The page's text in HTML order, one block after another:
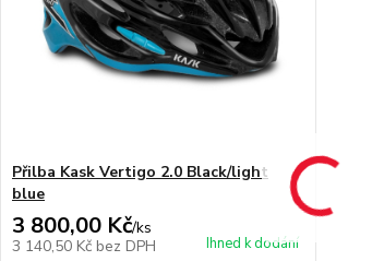
Přilba Kask Vertigo 2.0 Black/light
blue
3 800,00 Kč/ks
3 140,50 Kč bez DPH Ihned k dodání